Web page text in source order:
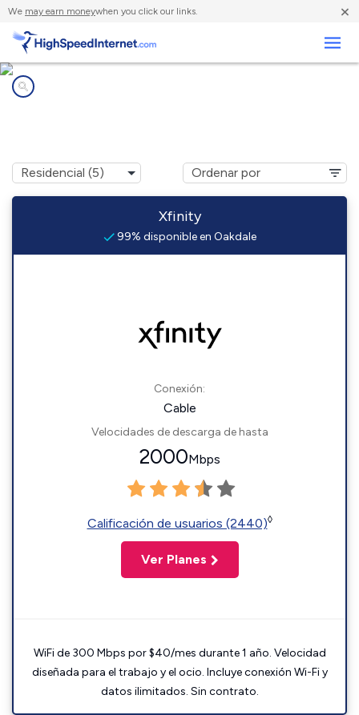
We may earn moneywhen you click our links. ×
Xfinity
99% disponible en Oakdale
Conexión:
Cable
Velocidades de descarga de hasta
2000Mbps
Calificación de usuarios (2440)◊
Ver Planes
WiFi de 300 Mbps por $40/mes durante 1 año. Velocidad
diseñada para el trabajo y el ocio. Incluye conexión Wi-Fi y
datos ilimitados. Sin contrato.